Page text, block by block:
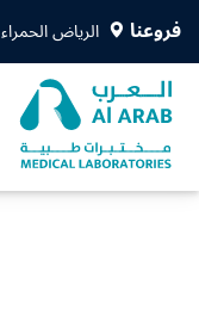
فروعنا الرياض الحمراء